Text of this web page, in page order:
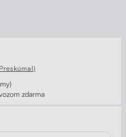
- Riser
a zásuvky
zdarma